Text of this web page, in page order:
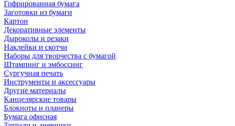
Гофрированная бумага
Заготовки из бумаги
Картон
Декоративные элементы
Дыроколы и резаки
Наклейки и скотчи
Наборы для творчества с бумагой
Штампинг и эмбоссинг
Сургучная печать
Инструменты и аксессуары
Другие материалы
Канцелярские товары
Блокноты и планеры
Бумага офисная